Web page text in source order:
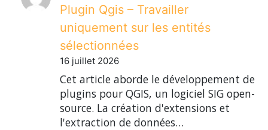
Plugin Qgis – Travailler
uniquement sur les entités
sélectionnées
16 juillet 2026
Cet article aborde le développement de
plugins pour QGIS, un logiciel SIG open-
source. La création d'extensions et
l'extraction de données…